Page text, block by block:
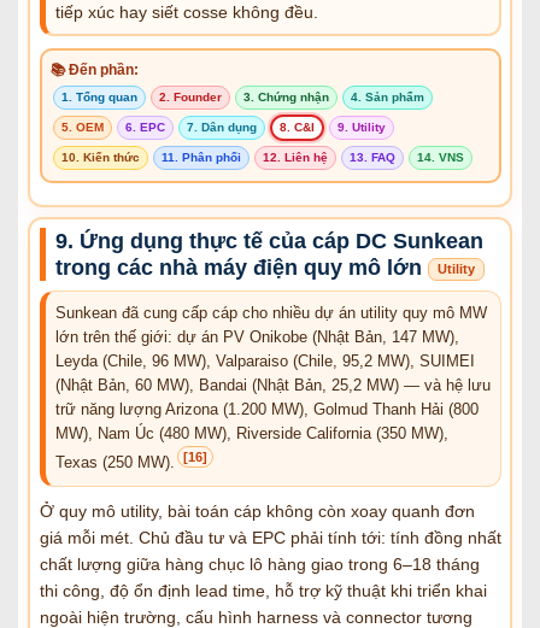
tiếp xúc hay siết cosse không đều.
📚 Đến phần:
1. Tổng quan 2. Founder 3. Chứng nhận 4. Sản phẩm
5. OEM 6. EPC 7. Dân dụng 8. C&I 9. Utility
10. Kiến thức 11. Phân phối 12. Liên hệ 13. FAQ 14. VNS
9. Ứng dụng thực tế của cáp DC Sunkean
trong các nhà máy điện quy mô lớn
Utility
Sunkean đã cung cấp cáp cho nhiều dự án utility quy mô MW
lớn trên thế giới: dự án PV Onikobe (Nhật Bản, 147 MW),
Leyda (Chile, 96 MW), Valparaiso (Chile, 95,2 MW), SUIMEI
(Nhật Bản, 60 MW), Bandai (Nhật Bản, 25,2 MW) — và hệ lưu
trữ năng lượng Arizona (1.200 MW), Golmud Thanh Hải (800
MW), Nam Úc (480 MW), Riverside California (350 MW),
Texas (250 MW).
[16]
Ở quy mô utility, bài toán cáp không còn xoay quanh đơn
giá mỗi mét. Chủ đầu tư và EPC phải tính tới: tính đồng nhất
chất lượng giữa hàng chục lô hàng giao trong 6–18 tháng
thi công, độ ổn định lead time, hỗ trợ kỹ thuật khi triển khai
ngoài hiện trường, cấu hình harness và connector tương